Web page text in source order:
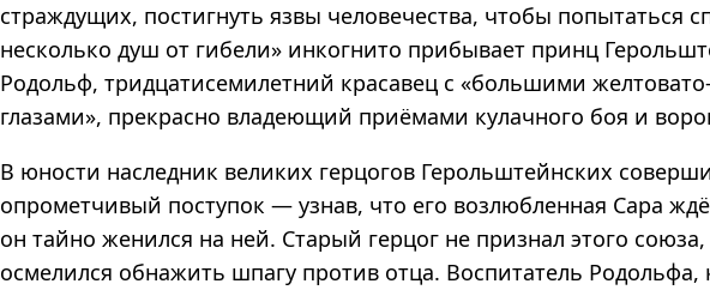
страждущих, постигнуть язвы человечества, чтобы попытаться
несколько душ от гибели» инкогнито прибывает принц
Родольф, тридцатисемилетний красавец с «большими
глазами», прекрасно владеющий приёмами кулачного боя и
В юности наследник великих герцогов Герольштейнских
опрометчивый поступок — узнав, что его возлюбленная Сара
он тайно женился на ней. Старый герцог не признал этого
осмелился обнажить шпагу против отца. Воспитатель Родольфа,